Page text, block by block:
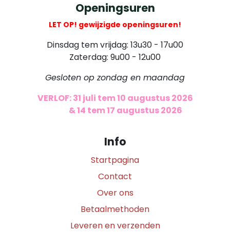
Openingsuren
LET OP! gewijzigde openingsuren!
Dinsdag tem vrijdag: 13u30 - 17u00
Zaterdag: 9u00 - 12u00
Gesloten op zondag en maandag
VERLOF: 31 juli tem 10 augustus 2026
& 14 tem 17 augustus 2026
Info
Startpagina
Contact
Over ons
Betaalmethoden
Leveren en verzenden